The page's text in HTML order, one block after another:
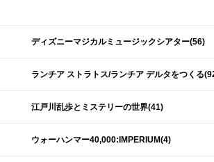
ディズニーマジカルミュージックシアター(56)
ランチア ストラトス/ランチア デルタをつくる
江戸川乱歩とミステリーの世界(41)
ウォーハンマー40,000:IMPERIUM(4)